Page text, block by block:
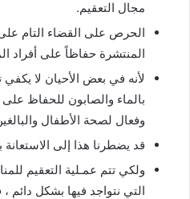
مجال التعقيم.
الحرص على القضاء التام على
المنتشرة حفاظاً على أفراد
لأنه في بعض الأحيان لا
بالماء والصابون للحفاظ
وفعال لصحة الأطفال
قد يضطرنا هذا إلى
ولكي تتم عمـلية التعقيم
التي نتواجد فيها بشكل دائم